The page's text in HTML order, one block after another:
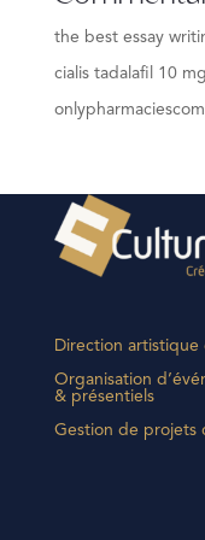
the best essay
cialis tadalafil 10 mg
onlypharmaciescom
Direction artistique
Organisation
& présentiels
Gestion de projets